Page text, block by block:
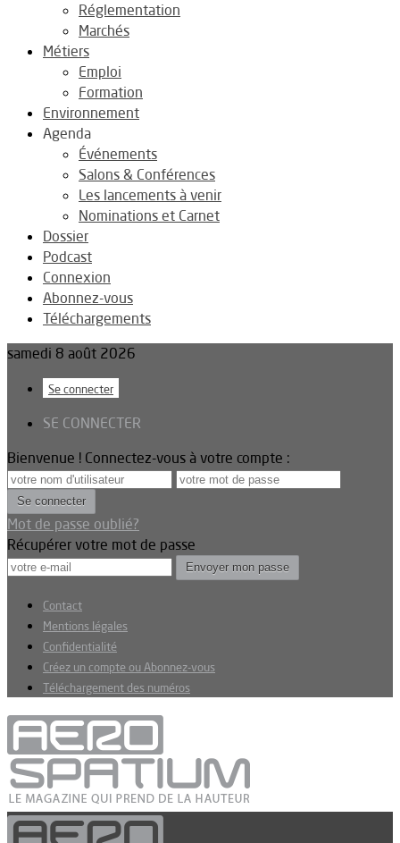
Réglementation
Marchés
Métiers
Emploi
Formation
Environnement
Agenda
Événements
Salons & Conférences
Les lancements à venir
Nominations et Carnet
Dossier
Podcast
Connexion
Abonnez-vous
Téléchargements
samedi 8 août 2026
Se connecter
SE CONNECTER
Bienvenue ! Connectez-vous à votre compte :
Mot de passe oublié?
Récupérer votre mot de passe
Contact
Mentions légales
Confidentialité
Créez un compte ou Abonnez-vous
Téléchargement des numéros